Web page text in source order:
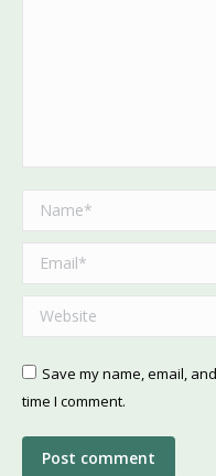
Name *
Email *
Website
Save my name, email,
time I comment.
Post comment